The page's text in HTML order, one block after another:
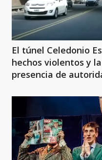
El túnel Celedonio
hechos violentos y
presencia de